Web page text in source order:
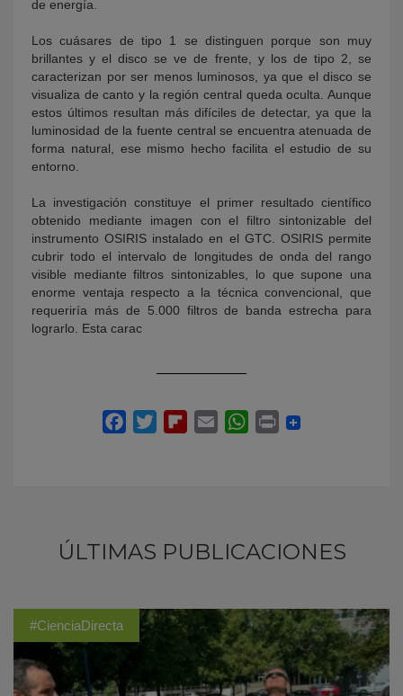
de energía.
Los cuásares de tipo 1 se distinguen porque son muy
brillantes y el disco se ve de frente, y los de tipo 2, se
caracterizan por ser menos luminosos, ya que el disco se
visualiza de canto y la región central queda oculta. Aunque
estos últimos resultan más difíciles de detectar, ya que la
luminosidad de la fuente central se encuentra atenuada de
forma natural, ese mismo hecho facilita el estudio de su
entorno.
La investigación constituye el primer resultado científico
obtenido mediante imagen con el filtro sintonizable del
instrumento OSIRIS instalado en el GTC. OSIRIS permite
cubrir todo el intervalo de longitudes de onda del rango
visible mediante filtros sintonizables, lo que supone una
enorme ventaja respecto a la técnica convencional, que
requeriría más de 5.000 filtros de banda estrecha para
lograrlo. Esta carac
ÚLTIMAS PUBLICACIONES
#CienciaDirecta